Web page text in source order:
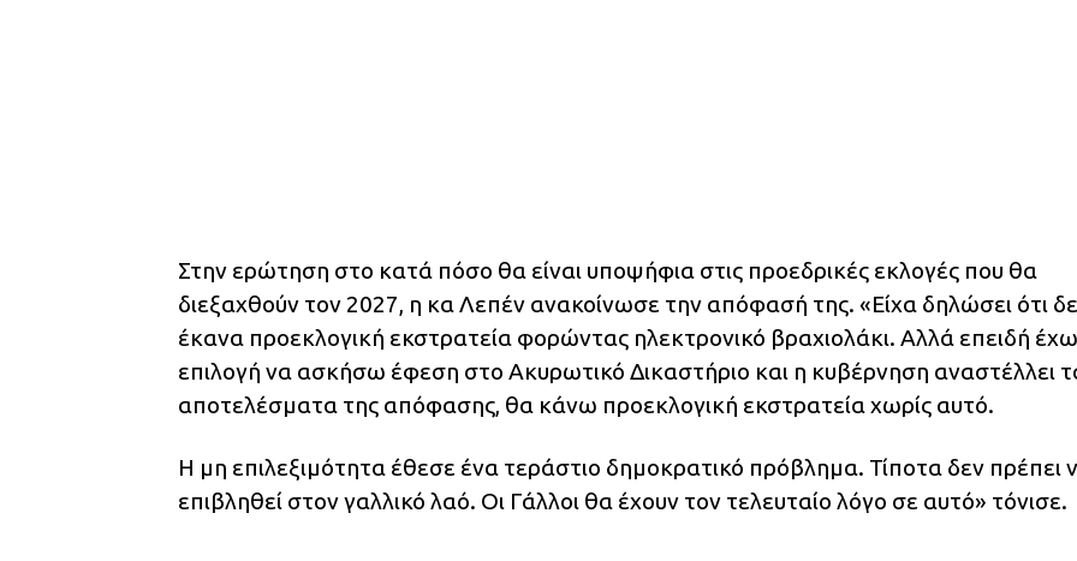
Στην ερώτηση στο κατά πόσο θα είναι υποψήφια στις προεδρικές εκλογές που θα
διεξαχθούν τον 2027, η κα Λεπέν ανακοίνωσε την απόφασή της. «Είχα δηλώσει ότι
έκανα προεκλογική εκστρατεία φορώντας ηλεκτρονικό βραχιολάκι. Αλλά επειδή
επιλογή να ασκήσω έφεση στο Ακυρωτικό Δικαστήριο και η κυβέρνηση αναστέλλει
αποτελέσματα της απόφασης, θα κάνω προεκλογική εκστρατεία χωρίς αυτό.
Η μη επιλεξιμότητα έθεσε ένα τεράστιο δημοκρατικό πρόβλημα. Τίποτα δεν πρέπει
επιβληθεί στον γαλλικό λαό. Οι Γάλλοι θα έχουν τον τελευταίο λόγο σε αυτό» τόνισε.